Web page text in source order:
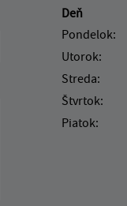
Deň
Pondelok:
Utorok:
Streda:
Štvrtok:
Piatok: